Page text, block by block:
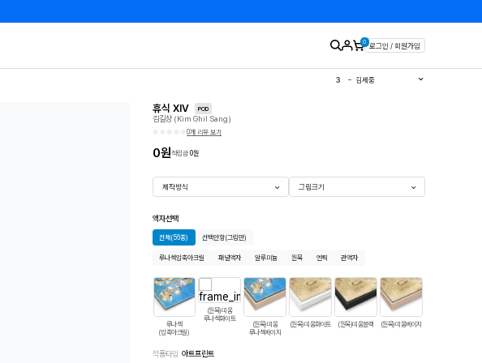
0 로그인 / 회원가입
2
김경희
3
김세중
휴식 XIV POD
김길상 (Kim Ghil Sang)
0개 리뷰 보기
0원적립금 0원
제작방식 그림크기
액자선택
전체(56종) 선택안함(그림만)
루나섹압축아크릴 패널액자 알루미늄 원목 엔틱 관액자
루나섹
(압축아크릴)
(원목)띠움
루나섹화이트
(원목)띠움
루나섹베이지
(원목)띠움화이트 (원목)띠움블랙 (원목)띠움베이지
작품타입 아트프린트